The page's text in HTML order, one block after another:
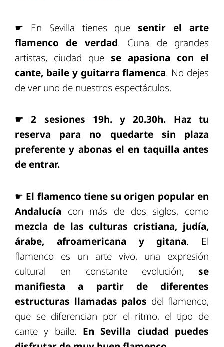
☛ En Sevilla tienes que sentir el arte
flamenco de verdad. Cuna de grandes
artistas, ciudad que se apasiona con el
cante, baile y guitarra flamenca. No dejes
de ver uno de nuestros espectáculos.
☛ 2 sesiones 19h. y 20.30h. Haztu
reserva para no quedarte sin plaza
preferente y abonas el en taquilla antes
de entrar.
☛ El flamenco tiene su origen popular en
Andalucía con más de dos siglos, como
mezcla de las culturas cristiana, judía,
árabe, afroamericana y gitana. El
flamenco es un arte vivo, una expresión
cultural en constante evolución, se
manifiesta a partir de diferentes
estructuras llamadas palos del flamenco,
que se diferencian por el ritmo, el tipo de
cante y baile. En Sevilla ciudad puedes